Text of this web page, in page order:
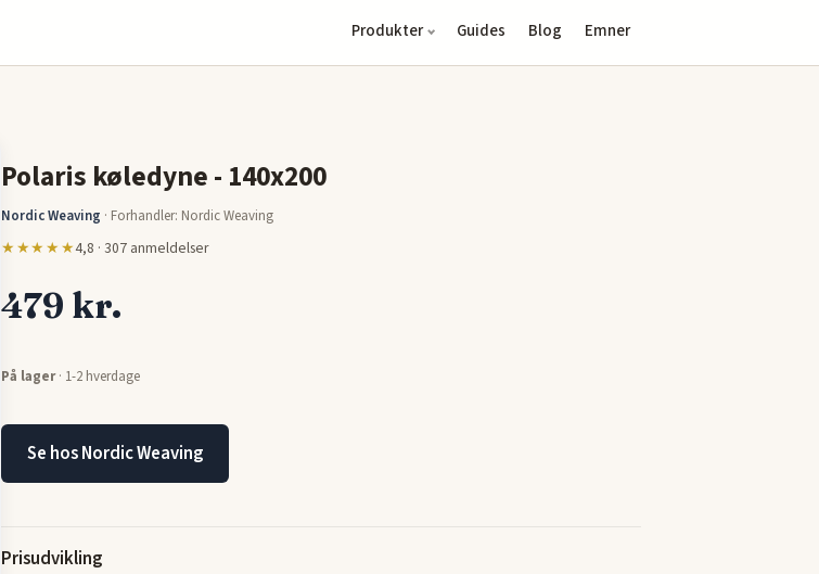
Produkter Guides Blog Emner
Polaris køledyne - 140x200
Nordic Weaving · Forhandler: Nordic Weaving
★★★★★4,8 · 307 anmeldelser
479 kr.
På lager· 1-2 hverdage
Se hos Nordic Weaving
Prisudvikling